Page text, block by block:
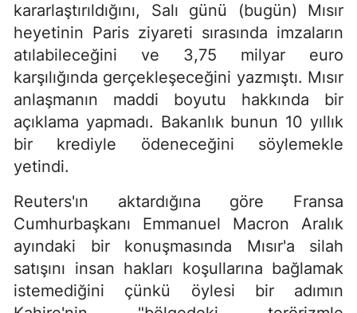
kararlaştırıldığını, Salı günü (bugün) Mısır
heyetinin Paris ziyareti sırasında imzaların
atılabileceğini ve 3,75 milyar euro
karşılığında gerçekleşeceğini yazmıştı. Mısır
anlaşmanın maddi boyutu hakkında bir
açıklama yapmadı. Bakanlık bunun 10 yıllık
bir krediyle ödeneceğini söylemekle
yetindi.
Reuters'ın aktardığına göre Fransa
Cumhurbaşkanı Emmanuel Macron Aralık
ayındaki bir konuşmasında Mısır'a silah
satışını insan hakları koşullarına bağlamak
istemediğini çünkü öylesi bir adımın